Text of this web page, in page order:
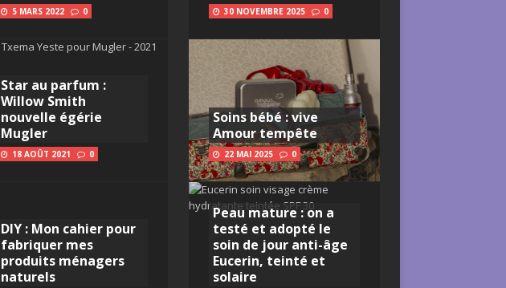
5 MARS 2022 0
Star au parfum :
Willow Smith
nouvelle égérie
Mugler
18 AOÛT 2021 0
DIY : Mon cahier pour
fabriquer mes
produits ménagers
naturels
30 NOVEMBRE 2025 0
Soins bébé : vive
Amour tempête
22 MAI 2025 0
Peau mature : on a
testé et adopté le
soin de jour anti-âge
Eucerin, teinté et
solaire